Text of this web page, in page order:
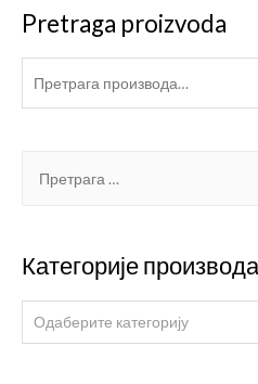
Pretraga proizvoda
Категорије производа
Одаберите категорију